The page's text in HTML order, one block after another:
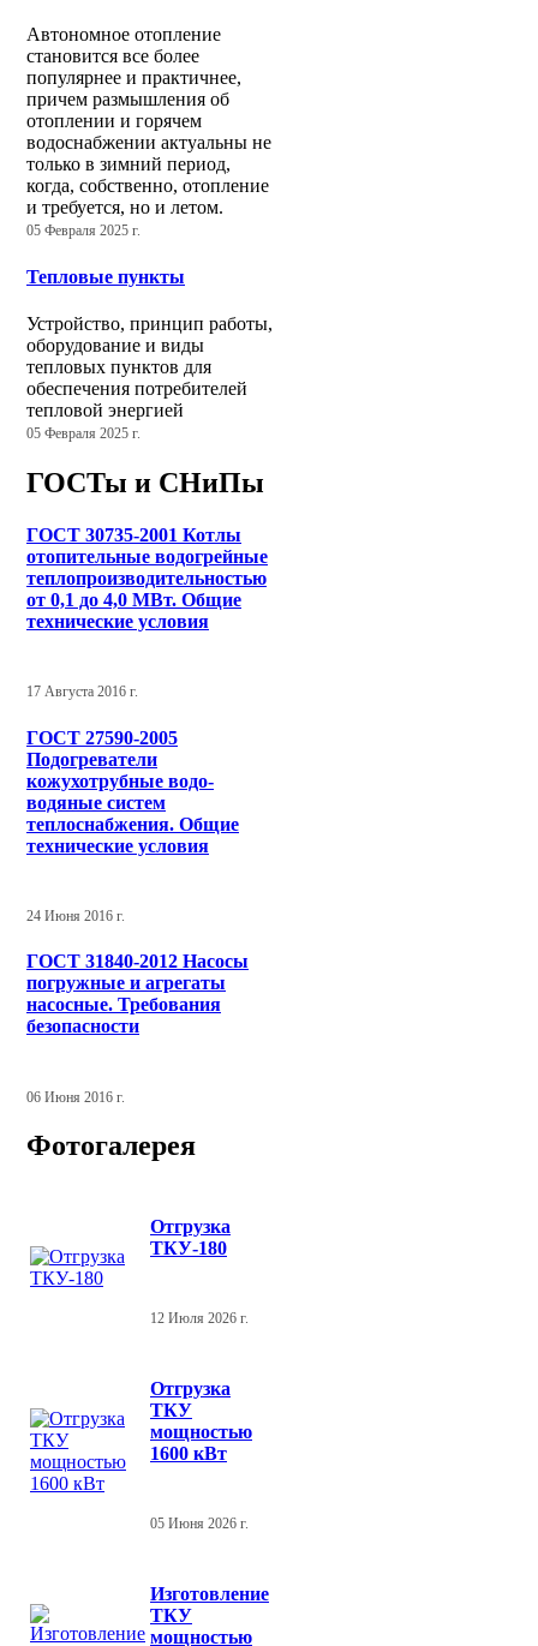
Автономное отопление
становится все более
популярнее и практичнее,
причем размышления об
отоплении и горячем
водоснабжении актуальны не
только в зимний период,
когда, собственно, отопление
и требуется, но и летом.
05 Февраля 2025 г.
Тепловые пункты
Устройство, принцип работы,
оборудование и виды
тепловых пунктов для
обеспечения потребителей
тепловой энергией
05 Февраля 2025 г.
ГОСТы и СНиПы
ГОСТ 30735-2001 Котлы
отопительные водогрейные
теплопроизводительностью
от 0,1 до 4,0 МВт. Общие
технические условия
17 Августа 2016 г.
ГОСТ 27590-2005
Подогреватели
кожухотрубные водо-
водяные систем
теплоснабжения. Общие
технические условия
24 Июня 2016 г.
ГОСТ 31840-2012 Насосы
погружные и агрегаты
насосные. Требования
безопасности
06 Июня 2016 г.
Фотогалерея
Отгрузка
ТКУ-180
12 Июля 2026 г.
Отгрузка
ТКУ
мощностью
1600 кВт
05 Июня 2026 г.
Изготовление
ТКУ
мощностью